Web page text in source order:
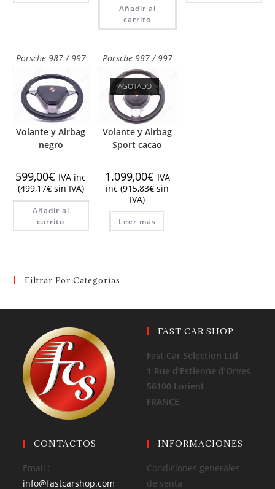
Añadir al
carrito
Porsche 987 / 997
Volante y Airbag
negro
599,00€ IVA inc
(499,17€sin IVA)
Añadir al
carrito
Porsche 987 / 997
AGOTADO
Volante y Airbag
Sport cacao
1.099,00€ IVA
inc (915,83€ sin
IVA)
Leer más
Filtrar Por Categorías
FAST CAR SHOP
Fast Car Selection Ltd
1 Rue d’Estienne d’Orves
56100 Lorient
FRANCE
CONTACTOS
Email :
info@fastcarshop.com
INFORMACIONES
Condiciones generales
de venta